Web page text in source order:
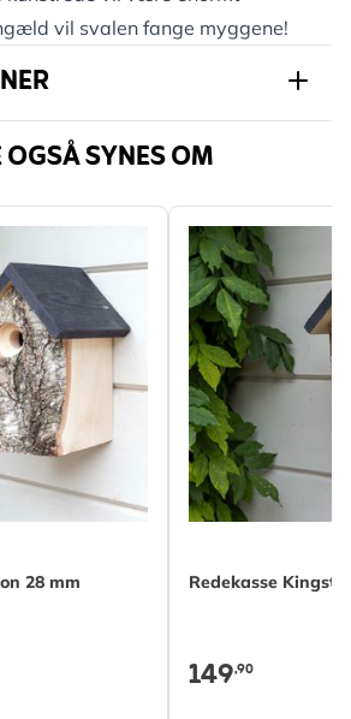
vil svalen fange myggene!
900040119
136 mm
140 mm
0.86 kg
Fugl
Svale
SYNES OM
28 mm Redekasse
149,90